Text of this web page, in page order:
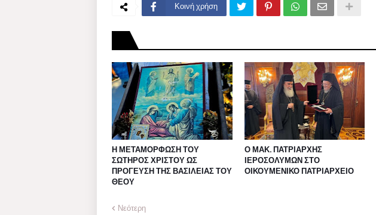
Κοινή χρήση
Η ΜΕΤΑΜΟΡΦΩΣΗ ΤΟΥ
ΣΩΤΗΡΟΣ ΧΡΙΣΤΟΥ ΩΣ
ΠΡΟΓΕΥΣΗ ΤΗΣ ΒΑΣΙΛΕΙΑΣ ΤΟΥ
ΘΕΟΥ
Ο ΜΑΚ. ΠΑΤΡΙΑΡΧΗΣ
ΙΕΡΟΣΟΛΥΜΩΝ ΣΤΟ
ΟΙΚΟΥΜΕΝΙΚΟ ΠΑΤΡΙΑΡΧΕΙΟ
Νεότερη